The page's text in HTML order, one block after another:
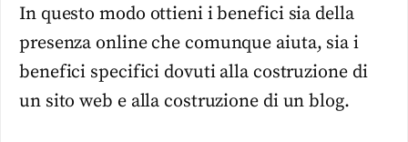
In questo modo ottieni i benefici sia della
presenza online che comunque aiuta, sia i
benefici specifici dovuti alla costruzione di
un sito web e alla costruzione di un blog.